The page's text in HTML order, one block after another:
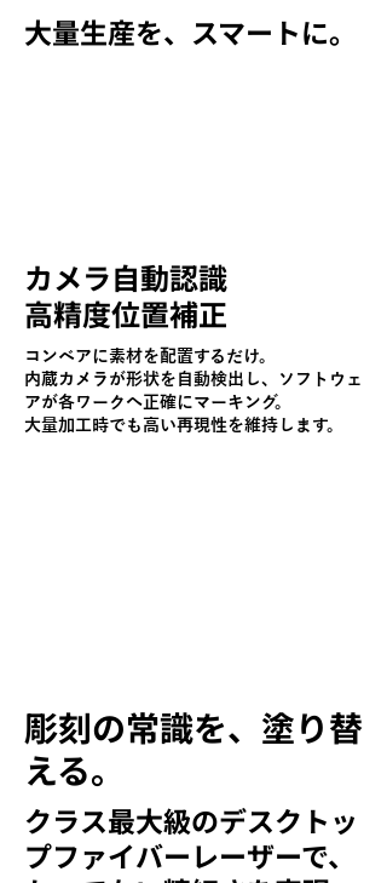
大量生産を、スマートに。
カメラ自動認識
高精度位置補正
コンベアに素材を配置するだけ。
内蔵カメラが形状を自動検出し、ソフトウェ
アが各ワークへ正確にマーキング。
大量加工時でも高い再現性を維持します。
彫刻の常識を、塗り替
える。
クラス最大級のデスクトッ
プファイバーレーザーで、